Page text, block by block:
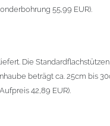
17 Dach, 18 Plafond 2,
16 (Galicia) werden
55,99 EUR).
Die
beträgt ca. 25cm bis
42,89 EUR).